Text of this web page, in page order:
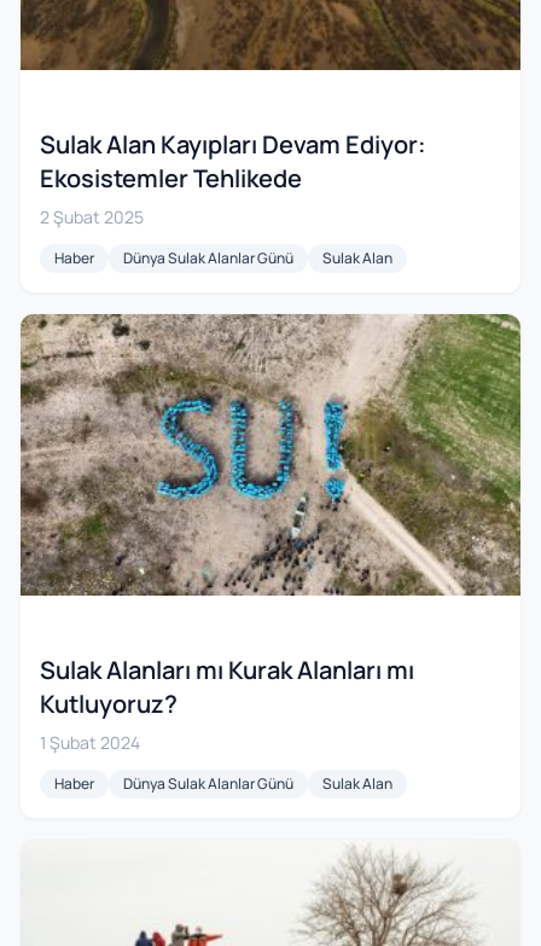
Sulak Alan Kayıpları Devam Ediyor:
Ekosistemler Tehlikede
2 Şubat 2025
Haber Dünya Sulak Alanlar Günü Sulak Alan
Sulak Alanları mı Kurak Alanları mı
Kutluyoruz?
1 Şubat 2024
Haber Dünya Sulak Alanlar Günü Sulak Alan